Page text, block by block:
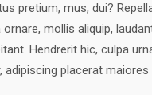
pretium, mus, dui?
mollis aliquip,
Hendrerit hic, culpa
adipiscing placerat